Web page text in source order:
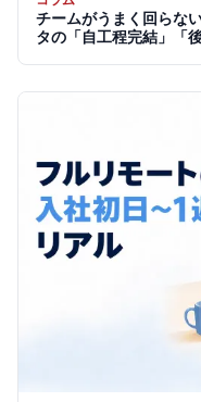
チームがうまく回らな
タの「自工程完結」「